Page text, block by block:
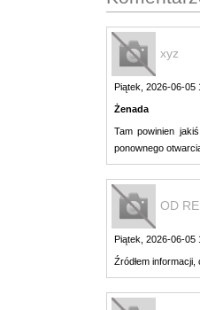
xyz
Piątek, 2026-06-05
Żenada
Tam powinien
ponownego
OD
Piątek, 2026-06-05
Źródłem